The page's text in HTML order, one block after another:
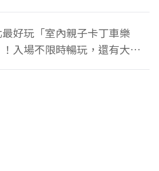
最好玩「室內親子卡丁車樂
入場不限時暢玩，還有大螢
遊戲區